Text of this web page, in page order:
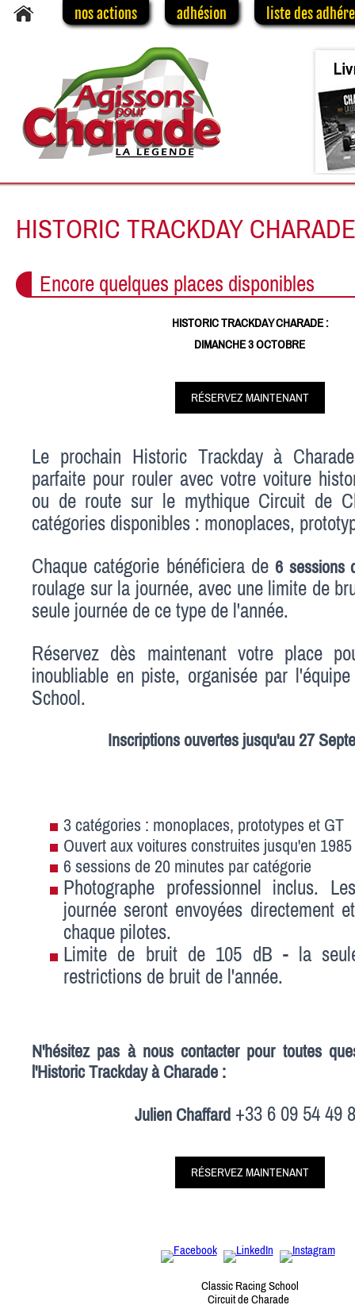
nos actions adhésion liste des
HISTORIC TRACKDAY CHARADE
Encore quelques places disponibles
HISTORIC TRACKDAY CHARADE :
DIMANCHE 3 OCTOBRE
RÉSERVEZ MAINTENANT
Le prochain Historic Trackday à
parfaite pour rouler avec votre voiture
ou de route sur le mythique Circuit de
catégories disponibles : monoplaces,
Chaque catégorie bénéficiera de 6 sessions
roulage sur la journée, avec une limite de
seule journée de ce type de l'année.
Réservez dès maintenant votre place
inoubliable en piste, organisée par
School.
Inscriptions ouvertes jusqu'au 27
3 catégories : monoplaces, prototypes et GT
Ouvert aux voitures construites jusqu'en 1985
6 sessions de 20 minutes par catégorie
Photographe professionnel inclus.
journée seront envoyées directement
chaque pilotes.
Limite de bruit de 105 dB - la
restrictions de bruit de l'année.
N'hésitez pas à nous contacter pour toutes
l'Historic Trackday à Charade :
Julien Chaffard +33 6 09 54 49
RÉSERVEZ MAINTENANT
Classic Racing School
Circuit de Charade